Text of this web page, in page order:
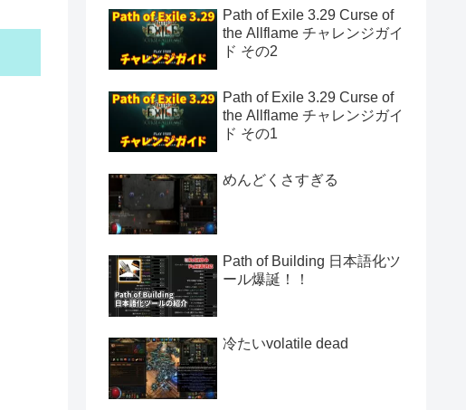
Path of Exile 3.29 Curse of
the Allflame チャレンジガイ
ド その2
Path of Exile 3.29 Curse of
the Allflame チャレンジガイ
ド その1
めんどくさすぎる
Path of Building 日本語化ツ
ール爆誕！！
冷たいvolatile dead